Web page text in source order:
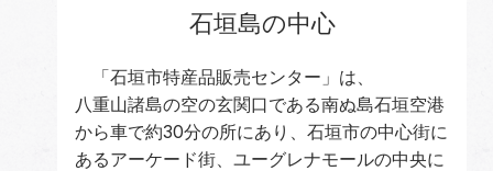
石垣島の中心
「石垣市特産品販売センター」は、
八重山諸島の空の玄関口である南ぬ島石垣空港
から車で約30分の所にあり、石垣市の中心街に
あるアーケード街、ユーグレナモールの中央に